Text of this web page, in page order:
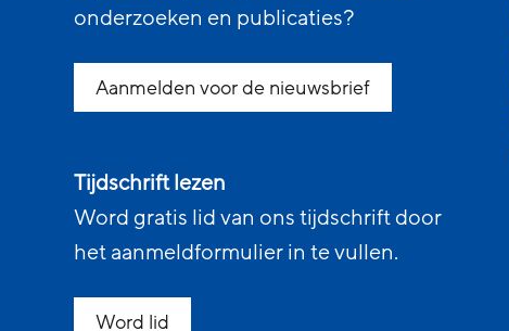
onderzoeken en publicaties?
Aanmelden voor de nieuwsbrief
Tijdschrift lezen
Word gratis lid van ons tijdschrift door
het aanmeldformulier in te vullen.
Word lid